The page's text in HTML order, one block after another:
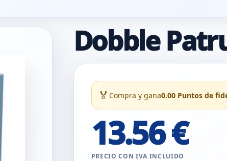
Dobble
🏅 Compra y gana0.00 Puntos de
13.56 €
PRECIO CON IVA INCLUIDO